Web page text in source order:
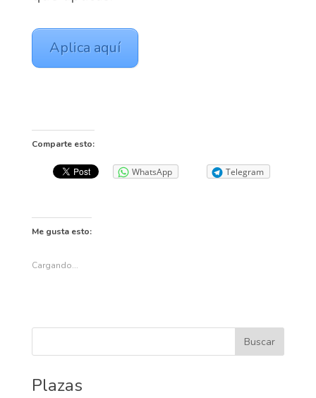
Aplica aquí
Comparte esto:
WhatsApp Telegram
Me gusta esto:
Cargando...
Plazas